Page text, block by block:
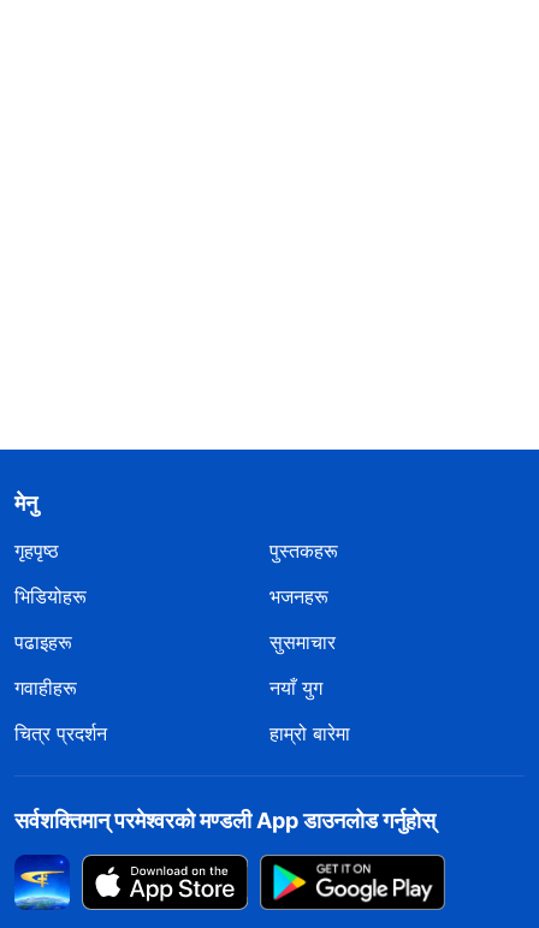
मेनु
गृहपृष्ठ
पुस्तकहरू
भिडियोहरू
भजनहरू
पढाइहरू
सुसमाचार
गवाहीहरू
नयाँ युग
चित्र प्रदर्शन
हाम्रो बारेमा
सर्वशक्तिमान्‌ परमेश्‍वरको मण्डली App डाउनलोड गर्नुहोस्